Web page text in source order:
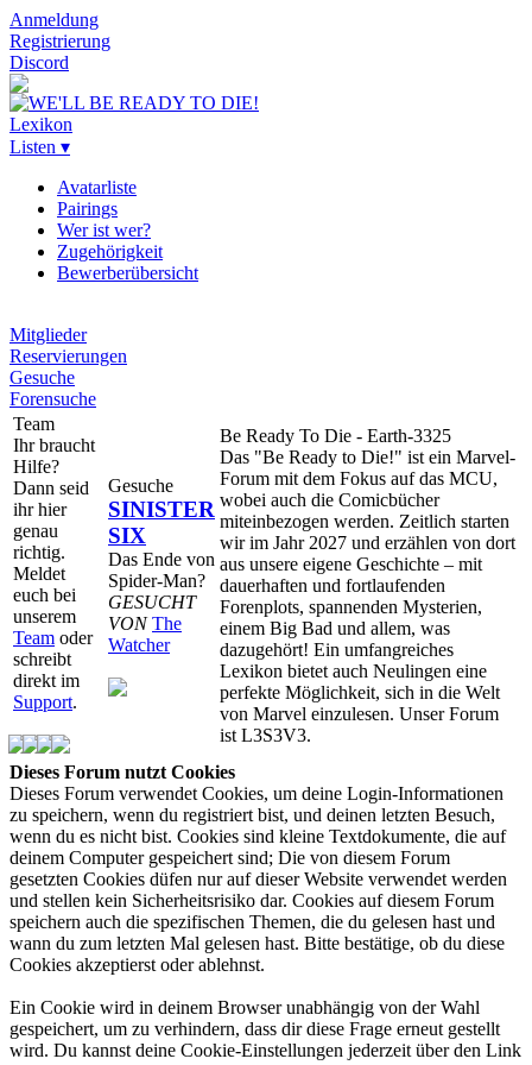
Anmeldung
Registrierung
Discord
Lexikon
Listen ▾
Avatarliste
Pairings
Wer ist wer?
Zugehörigkeit
Bewerberübersicht
Mitglieder
Reservierungen
Gesuche
Forensuche
Team
Ihr braucht
Hilfe?
Dann seid
ihr hier
genau
richtig.
Meldet
euch bei
unserem
Team oder
schreibt
direkt im
Support.
Gesuche
SINISTER
SIX
Das Ende von
Spider-Man?
GESUCHT
VON The
Watcher
Be Ready To Die - Earth-3325
Das "Be Ready to Die!" ist ein Marvel-
Forum mit dem Fokus auf das MCU,
wobei auch die Comicbücher
miteinbezogen werden. Zeitlich starten
wir im Jahr 2027 und erzählen von dort
aus unsere eigene Geschichte – mit
dauerhaften und fortlaufenden
Forenplots, spannenden Mysterien,
einem Big Bad und allem, was
dazugehört! Ein umfangreiches
Lexikon bietet auch Neulingen eine
perfekte Möglichkeit, sich in die Welt
von Marvel einzulesen. Unser Forum
ist L3S3V3.
Dieses Forum nutzt Cookies
Dieses Forum verwendet Cookies, um deine Login-Informationen
zu speichern, wenn du registriert bist, und deinen letzten Besuch,
wenn du es nicht bist. Cookies sind kleine Textdokumente, die auf
deinem Computer gespeichert sind; Die von diesem Forum
gesetzten Cookies düfen nur auf dieser Website verwendet werden
und stellen kein Sicherheitsrisiko dar. Cookies auf diesem Forum
speichern auch die spezifischen Themen, die du gelesen hast und
wann du zum letzten Mal gelesen hast. Bitte bestätige, ob du diese
Cookies akzeptierst oder ablehnst.
Ein Cookie wird in deinem Browser unabhängig von der Wahl
gespeichert, um zu verhindern, dass dir diese Frage erneut gestellt
wird. Du kannst deine Cookie-Einstellungen jederzeit über den Link